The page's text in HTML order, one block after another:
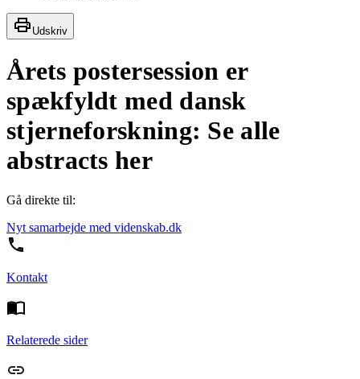
Udskriv
Årets postersession er
spækfyldt med dansk
stjerneforskning: Se alle
abstracts her
Gå direkte til:
Nyt samarbejde med videnskab.dk
Kontakt
Relaterede sider